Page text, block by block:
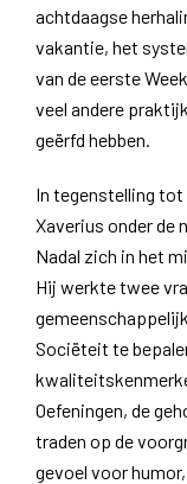
achtdaagse
vakantie, het
van de eerste
veel andere
geërfd hebben.
In tegenstelling
Xaverius onder de
Nadal zich in het
Hij werkte twee
Sociëteit te
Oefeningen, de
traden op de
gevoel voor